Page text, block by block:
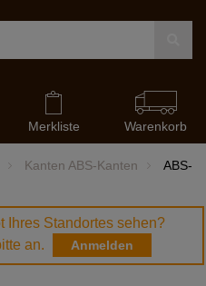
Merkliste Warenkorb
Kanten ABS-Kanten
ABS-
Ihres Standortes sehen?
an.
Anmelden